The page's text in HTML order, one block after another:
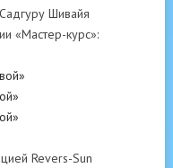
Шивайя
«Мастер-курс»:
Revers-Sun